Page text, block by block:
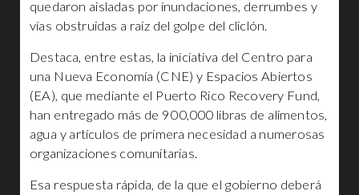
quedaron aisladas por inundaciones, derrumbes y
vías obstruidas a raíz del golpe del cliclón.
Destaca, entre estas, la iniciativa del Centro para
una Nueva Economía (CNE) y Espacios Abiertos
(EA), que mediante el Puerto Rico Recovery Fund,
han entregado más de 900,000 libras de alimentos,
agua y artículos de primera necesidad a numerosas
organizaciones comunitarias.
Esa respuesta rápida, de la que el gobierno deberá